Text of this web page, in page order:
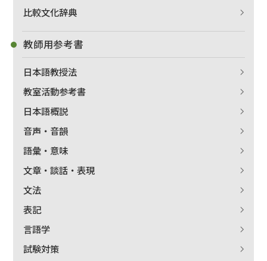
比較文化辞典
教師用参考書
日本語教授法
教室活動参考書
日本語概説
音声・音韻
語彙・意味
文章・談話・表現
文法
表記
言語学
試験対策